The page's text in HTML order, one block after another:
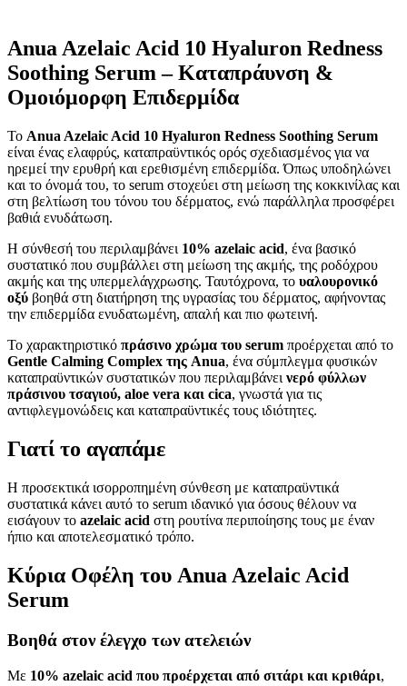
Anua Azelaic Acid 10 Hyaluron Redness
Soothing Serum – Καταπράυνση &
Ομοιόμορφη Επιδερμίδα
Το Anua Azelaic Acid 10 Hyaluron Redness Soothing Serum
είναι ένας ελαφρύς, καταπραϋντικός ορός σχεδιασμένος για να
ηρεμεί την ερυθρή και ερεθισμένη επιδερμίδα. Όπως υποδηλώνει
και το όνομά του, το serum στοχεύει στη μείωση της κοκκινίλας και
στη βελτίωση του τόνου του δέρματος, ενώ παράλληλα προσφέρει
βαθιά ενυδάτωση.
Η σύνθεσή του περιλαμβάνει 10% azelaic acid, ένα βασικό
συστατικό που συμβάλλει στη μείωση της ακμής, της ροδόχρου
ακμής και της υπερμελάγχρωσης. Ταυτόχρονα, το υαλουρονικό
οξύ βοηθά στη διατήρηση της υγρασίας του δέρματος, αφήνοντας
την επιδερμίδα ενυδατωμένη, απαλή και πιο φωτεινή.
Το χαρακτηριστικό πράσινο χρώμα του serum προέρχεται από το
Gentle Calming Complex της Anua, ένα σύμπλεγμα φυσικών
καταπραϋντικών συστατικών που περιλαμβάνει νερό φύλλων
πράσινου τσαγιού, aloe vera και cica, γνωστά για τις
αντιφλεγμονώδεις και καταπραϋντικές τους ιδιότητες.
Γιατί το αγαπάμε
Η προσεκτικά ισορροπημένη σύνθεση με καταπραϋντικά
συστατικά κάνει αυτό το serum ιδανικό για όσους θέλουν να
εισάγουν το azelaic acid στη ρουτίνα περιποίησης τους με έναν
ήπιο και αποτελεσματικό τρόπο.
Κύρια Οφέλη του Anua Azelaic Acid
Serum
Βοηθά στον έλεγχο των ατελειών
Με 10% azelaic acid που προέρχεται από σιτάρι και κριθάρι,